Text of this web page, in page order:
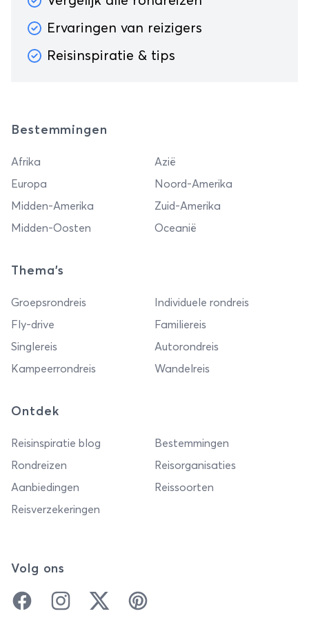
Ervaringen van reizigers
Reisinspiratie & tips
Bestemmingen
Afrika
Azië
Europa
Noord-Amerika
Midden-Amerika
Zuid-Amerika
Midden-Oosten
Oceanië
Thema's
Groepsrondreis
Individuele rondreis
Fly-drive
Familiereis
Singlereis
Autorondreis
Kampeerrondreis
Wandelreis
Ontdek
Reisinspiratie blog
Bestemmingen
Rondreizen
Reisorganisaties
Aanbiedingen
Reissoorten
Reisverzekeringen
Volg ons
FacebookInstagramTwitter Pinterest